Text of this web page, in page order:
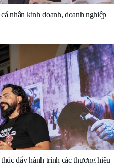
nhân kinh doanh, doanh nghiệp
đẩy hành trình các thương hiệu